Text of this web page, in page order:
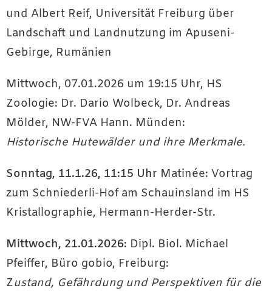
und Albert Reif, Universität Freiburg über
Landschaft und Landnutzung im Apuseni-
Gebirge, Rumänien
Mittwoch, 07.01.2026 um 19:15 Uhr, HS
Zoologie: Dr. Dario Wolbeck, Dr. Andreas
Mölder, NW-FVA Hann. Münden:
Historische Hutewälder und ihre Merkmale.
Sonntag, 11.1.26, 11:15 Uhr Matinée: Vortrag
zum Schniederli-Hof am Schauinsland im HS
Kristallographie, Hermann-Herder-Str.
Mittwoch, 21.01.2026: Dipl. Biol. Michael
Pfeiffer, Büro gobio, Freiburg:
Zustand, Gefährdung und Perspektiven für die